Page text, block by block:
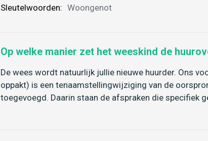
Sleutelwoorden: Woongenot
Op welke manier zet het weeskind de
De wees wordt natuurlijk jullie nieuwe huurder. Ons
oppakt) is een tenaamstellingwijziging van de
toegevoegd. Daarin staan de afspraken die specifiek